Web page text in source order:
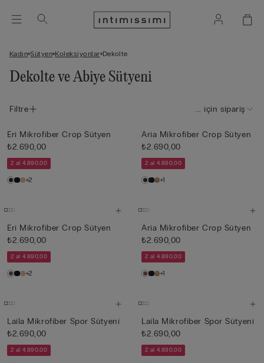
Kadın Sütyen Koleksiyonlar Dekolte
Dekolte ve Abiye Sütyeni
Filtre ... için sipariş
Eri Mikrofiber Crop Sütyen
₺2.690,00
2 al 4.890,00
+2
Aria Mikrofiber Crop Sütyen
₺2.690,00
2 al 4.890,00
+1
Eri Mikrofiber Crop Sütyen
₺2.690,00
2 al 4.890,00
+2
Aria Mikrofiber Crop Sütyen
₺2.690,00
2 al 4.890,00
+1
Laila Mikrofiber Spor Sütyeni
₺2.690,00
2 al 4.890,00
Laila Mikrofiber Spor Sütyeni
₺2.690,00
2 al 4.890,00